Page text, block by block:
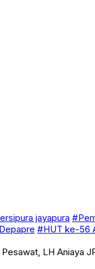
jayapura
#HUT ke-56
LH Aniaya